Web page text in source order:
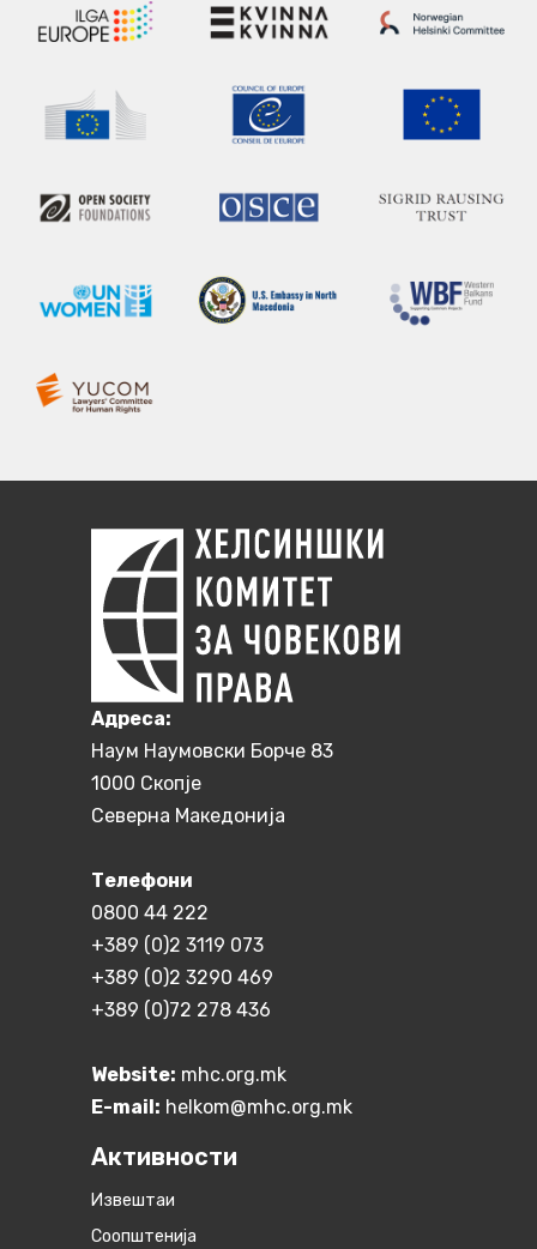
Aдреса:
Наум Наумовски Борче 83
1000 Скопје
Северна Македонија
Телефони
0800 44 222
+389 (0)2 3119 073
+389 (0)2 3290 469
+389 (0)72 278 436
Website: mhc.org.mk
E-mail: helkom@mhc.org.mk
Активности
Извештаи
Соопштенија